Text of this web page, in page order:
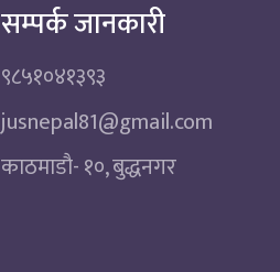
सम्पर्क जानकारी
९८५१०४१३९३
jusnepal81@gmail.com
काठमाडाै‌- १०, बुद्धनगर